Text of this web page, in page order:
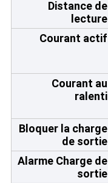
Distance de
lecture
Courant actif
Courant au
ralenti
Bloquer la charge
de sortie
Alarme Charge de
sortie